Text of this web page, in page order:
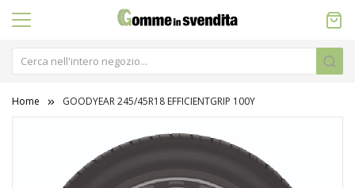
Home GOODYEAR 245/45R18 EFFICIENTGRIP 100Y